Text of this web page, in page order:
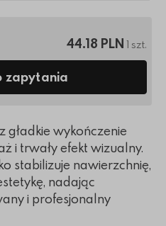
44.18 PLN 1 szt.
zapytania
gładkie wykończenie
i trwały efekt wizualny.
stabilizuje nawierzchnię,
nadając
i profesjonalny